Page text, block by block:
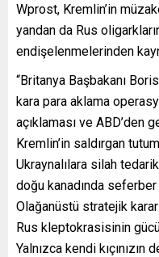
Wprost, Kremlin’in
yandan da Rus
endişelenmelerinden
“Britanya Başbakanı Boris
kara para aklama
açıklaması ve ABD’den
Kremlin’in saldırgan
Ukraynalılara silah
doğu kanadında
Olağanüstü stratejik
Rus kleptokrasisinin
Yalnızca kendi